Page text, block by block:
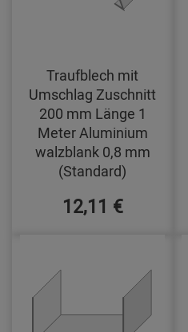
Traufblech mit
Umschlag Zuschnitt
200 mm Länge 1
Meter Aluminium
walzblank 0,8 mm
(Standard)
12,11 €